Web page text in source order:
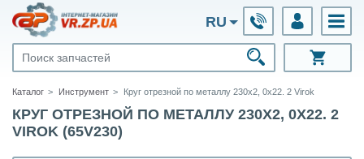
RU
Каталог Инструмент Круг отрезной по металлу 230х2, 0х22. 2 Virok
КРУГ ОТРЕЗНОЙ ПО МЕТАЛЛУ 230Х2, 0Х22. 2
VIROK (65V230)